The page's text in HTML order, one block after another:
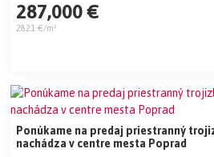
287,000 €
2821 €/m²
Ponúkame na predaj priestranný
nachádza v centre mesta Poprad